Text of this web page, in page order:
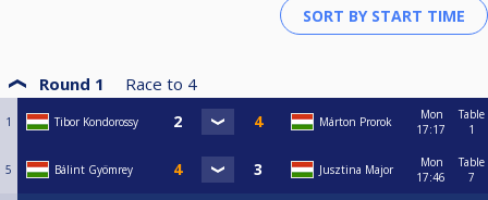
Round 1 Race to 4
1 Tibor Kondorossy Márton Prorok
Mon
17:17
Table
1
5 Bálint Gyömrey Jusztina Major
Mon
17:46
Table
7